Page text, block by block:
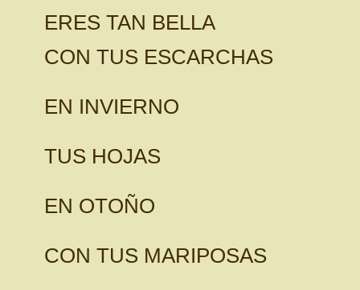
ERES TAN BELLA
CON TUS ESCARCHAS
EN INVIERNO
TUS HOJAS
EN OTOÑO
CON TUS MARIPOSAS